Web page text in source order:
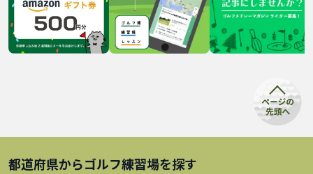
都道府県からゴルフ練習場を探す